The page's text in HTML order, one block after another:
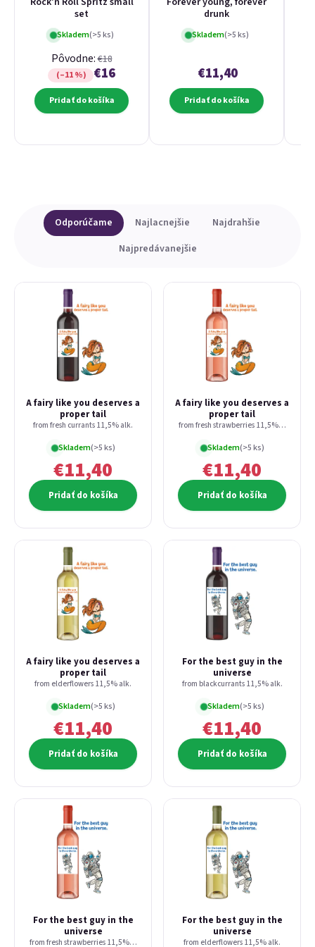
set
Skladem(>5 ks)
Pôvodne:€18
(–11 %) €16
Pridať do košíka
drunk
Skladem(>5 ks)
€11,40
Pridať do košíka
Výpis produktov
Radenie produktov
Odporúčame Najlacnejšie
Najdrahšie
Najpredávanejšie
A fairy like you deserves a
proper tail
from fresh currants 11,5% alk.
Skladem(>5 ks)
€11,40
Pridať do košíka
A fairy like you deserves a
proper tail
from fresh strawberries 11,5% alk.
Skladem(>5 ks)
€11,40
Pridať do košíka
A fairy like you deserves a
proper tail
from elderflowers 11,5% alk.
Skladem(>5 ks)
€11,40
Pridať do košíka
For the best guy in the
universe
from blackcurrants 11,5% alk.
Skladem(>5 ks)
€11,40
Pridať do košíka
For the best guy in the
universe
from fresh strawberries 11,5% alk.
For the best guy in the
universe
from elderflowers 11,5% alk.